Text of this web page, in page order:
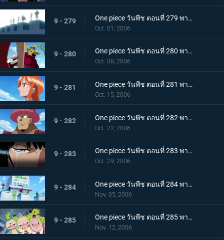
9 - 279 One piece วันพีช ตอนที่ 279 พากย์ไทย กระโดดลงไป! ความรู้สึกของลูฟี่!!
Oct. 01, 2006
9 - 280 One piece วันพีช ตอนที่ 280 พากย์ไทย เส้นทางของลูกผู้ชาย! คำสัญญาของโซโลและความฝันของอุซป
Oct. 08, 2006
9 - 281 One piece วันพีช ตอนที่ 281 พากย์ไทย น้ำตาที่สานมิตรภาพของเพื่อนพ้อง! แผนที่โลกของนามิ
Oct. 15, 2006
9 - 282 One piece วันพีช ตอนที่ 282 พากย์ไทย บทบาทของชายผู้บริสุทธิ์! ซันจิ และ ช็อปเปอร์
Oct. 22, 2006
9 - 283 One piece วันพีช ตอนที่ 283 พากย์ไทย ทั้งหมดก็เพื่อพวกพ้อง! โรบิ้นในความมืด!
Oct. 29, 2006
9 - 284 One piece วันพีช ตอนที่ 284 พากย์ไทย ไม่เชื่อมั่นในแบบแปลน! การตัดสินใจของแฟรงกี้!
Nov. 05, 2006
9 - 285 One piece วันพีช ตอนที่ 285 พากย์ไทย ชิงกุญแจทั้ง 5 ดอก! กลุ่มหมวกฟางปะทะ CP9
Nov. 12, 2006